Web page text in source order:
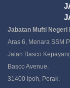
Jabatan Mufti Negeri
Aras 6, Menara SSM
Jalan Basco
Basco Avenue,
31400 Ipoh, Perak.